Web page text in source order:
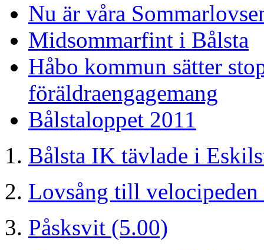
Nu är våra
Midsommarfint i Bålsta
Håbo kommun sätter
föräldraengagemang
Bålstaloppet 2011
Bålsta IK tävlade i
Lovsång till velocipeden
Påsksvit (5.00)